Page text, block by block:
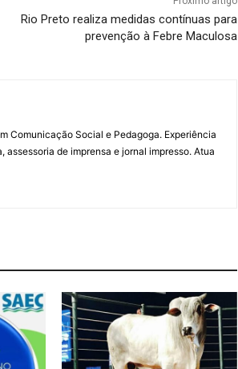
Rio Preto realiza medidas contínuas para
prevenção à Febre Maculosa
Comunicação Social e Pedagoga. Experiência
assessoria de imprensa e jornal impresso. Atua